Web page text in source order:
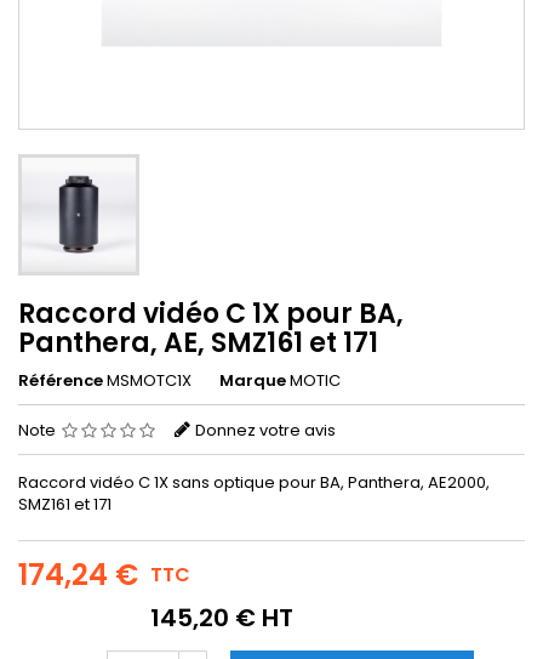
Raccord vidéo C 1X pour BA,
Panthera, AE, SMZ161 et 171
RéférenceMSMOTC1X MarqueMOTIC
Note Donnez votre avis
Raccord vidéo C 1X sans optique pour BA, Panthera, AE2000,
SMZ161 et 171
174,24 € TTC
145,20 € HT